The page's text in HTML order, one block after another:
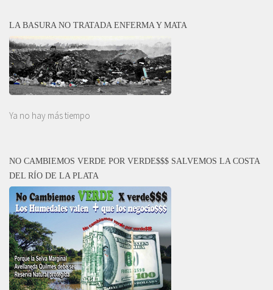
LA BASURA NO TRATADA ENFERMA Y MATA
Ya no hay más tiempo
NO CAMBIEMOS VERDE POR VERDE$$$ SALVEMOS LA COSTA
DEL RÍO DE LA PLATA